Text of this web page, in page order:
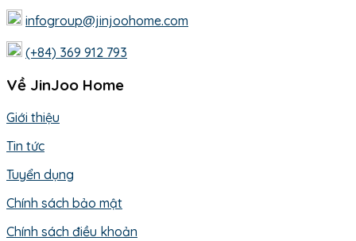
infogroup@jinjoohome.com
(+84) 369 912 793
Về JinJoo Home
Giới thiệu
Tin tức
Tuyển dụng
Chính sách bảo mật
Chính sách điều khoản